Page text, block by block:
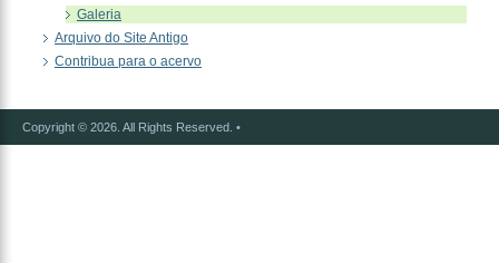
Galeria
Arquivo do Site Antigo
Contribua para o acervo
Copyright © 2026. All Rights Reserved. •